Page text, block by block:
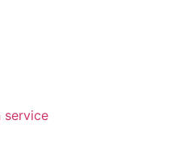
service